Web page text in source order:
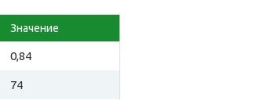
Значение
0,84
74